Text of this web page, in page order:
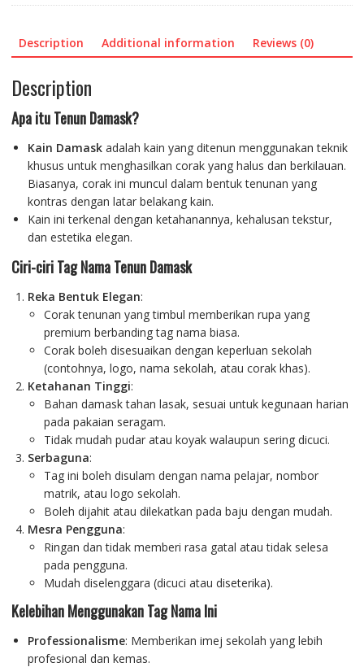
Description Additional information Reviews (0)
Description
Apa itu Tenun Damask?
Kain Damaskadalah kain yang ditenun menggunakan teknik
khusus untuk menghasilkan corak yang halus dan berkilauan.
Biasanya, corak ini muncul dalam bentuk tenunan yang
kontras dengan latar belakang kain.
Kain ini terkenal dengan ketahanannya, kehalusan tekstur,
dan estetika elegan.
Ciri-ciri Tag Nama Tenun Damask
Reka Bentuk Elegan:
Corak tenunan yang timbul memberikan rupa yang
premium berbanding tag nama biasa.
Corak boleh disesuaikan dengan keperluan sekolah
(contohnya, logo, nama sekolah, atau corak khas).
Ketahanan Tinggi:
Bahan damask tahan lasak, sesuai untuk kegunaan harian
pada pakaian seragam.
Tidak mudah pudar atau koyak walaupun sering dicuci.
Serbaguna:
Tag ini boleh disulam dengan nama pelajar, nombor
matrik, atau logo sekolah.
Boleh dijahit atau dilekatkan pada baju dengan mudah.
Mesra Pengguna:
Ringan dan tidak memberi rasa gatal atau tidak selesa
pada pengguna.
Mudah diselenggara (dicuci atau diseterika).
Kelebihan Menggunakan Tag Nama Ini
Professionalisme: Memberikan imej sekolah yang lebih
profesional dan kemas.